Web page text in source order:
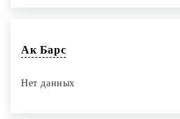
Ак Барс
Нет данных